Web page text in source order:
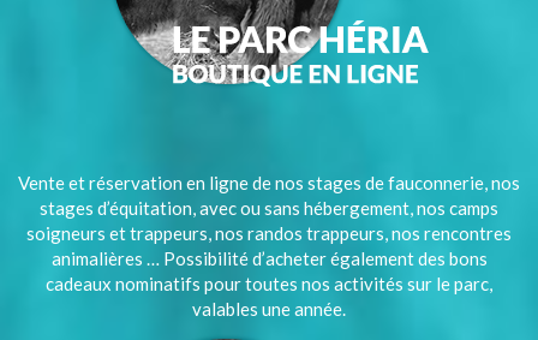
Vente et réservation en ligne de nos stages de fauconnerie, nos
stages d’équitation, avec ou sans hébergement, nos camps
soigneurs et trappeurs, nos randos trappeurs, nos rencontres
animalières … Possibilité d’acheter également des bons
cadeaux nominatifs pour toutes nos activités sur le parc,
valables une année.